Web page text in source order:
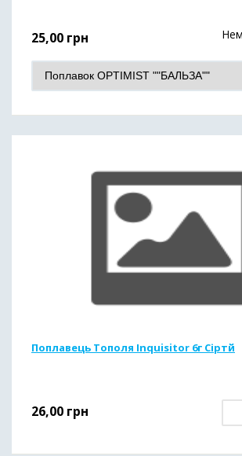
25,00 грн
Поплавець Тополя Inquisitor 6г Сіртй
26,00 грн